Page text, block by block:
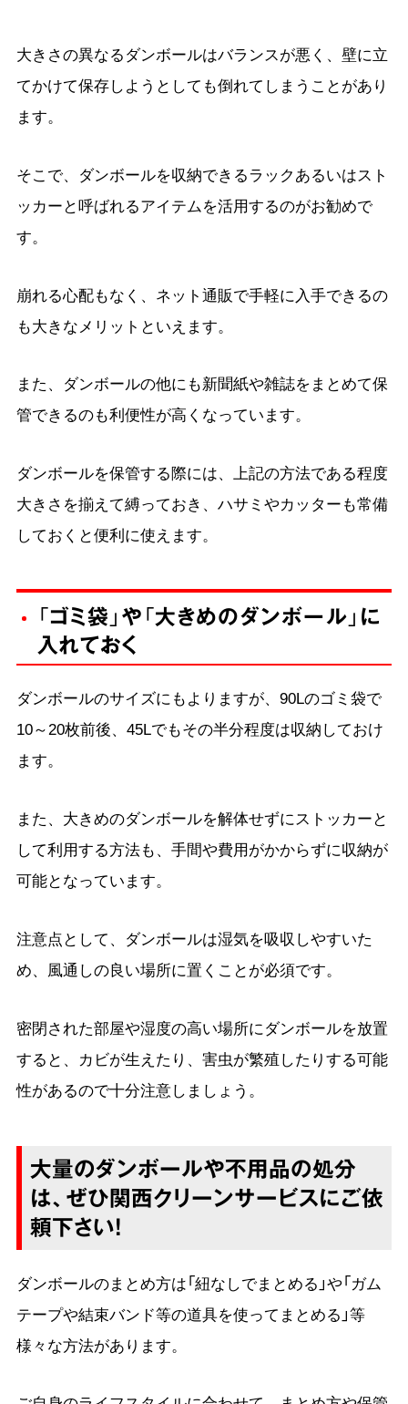
大きさの異なるダンボールはバランスが悪く、壁に立
てかけて保存しようとしても倒れてしまうことがあり
ます。
そこで、ダンボールを収納できるラックあるいはスト
ッカーと呼ばれるアイテムを活用するのがお勧めで
す。
崩れる心配もなく、ネット通販で手軽に入手できるの
も大きなメリットといえます。
また、ダンボールの他にも新聞紙や雑誌をまとめて保
管できるのも利便性が高くなっています。
ダンボールを保管する際には、上記の方法である程度
大きさを揃えて縛っておき、ハサミやカッターも常備
しておくと便利に使えます。
「ゴミ袋」や「大きめのダンボール」に
入れておく
ダンボールのサイズにもよりますが、90Lのゴミ袋で
10～20枚前後、45Lでもその半分程度は収納しておけ
ます。
また、大きめのダンボールを解体せずにストッカーと
して利用する方法も、手間や費用がかからずに収納が
可能となっています。
注意点として、ダンボールは湿気を吸収しやすいた
め、風通しの良い場所に置くことが必須です。
密閉された部屋や湿度の高い場所にダンボールを放置
すると、カビが生えたり、害虫が繁殖したりする可能
性があるので十分注意しましょう。
大量のダンボールや不用品の処分
は、ぜひ関西クリーンサービスにご依
頼下さい！
ダンボールのまとめ方は「紐なしでまとめる」や「ガム
テープや結束バンド等の道具を使ってまとめる」等
様々な方法があります。